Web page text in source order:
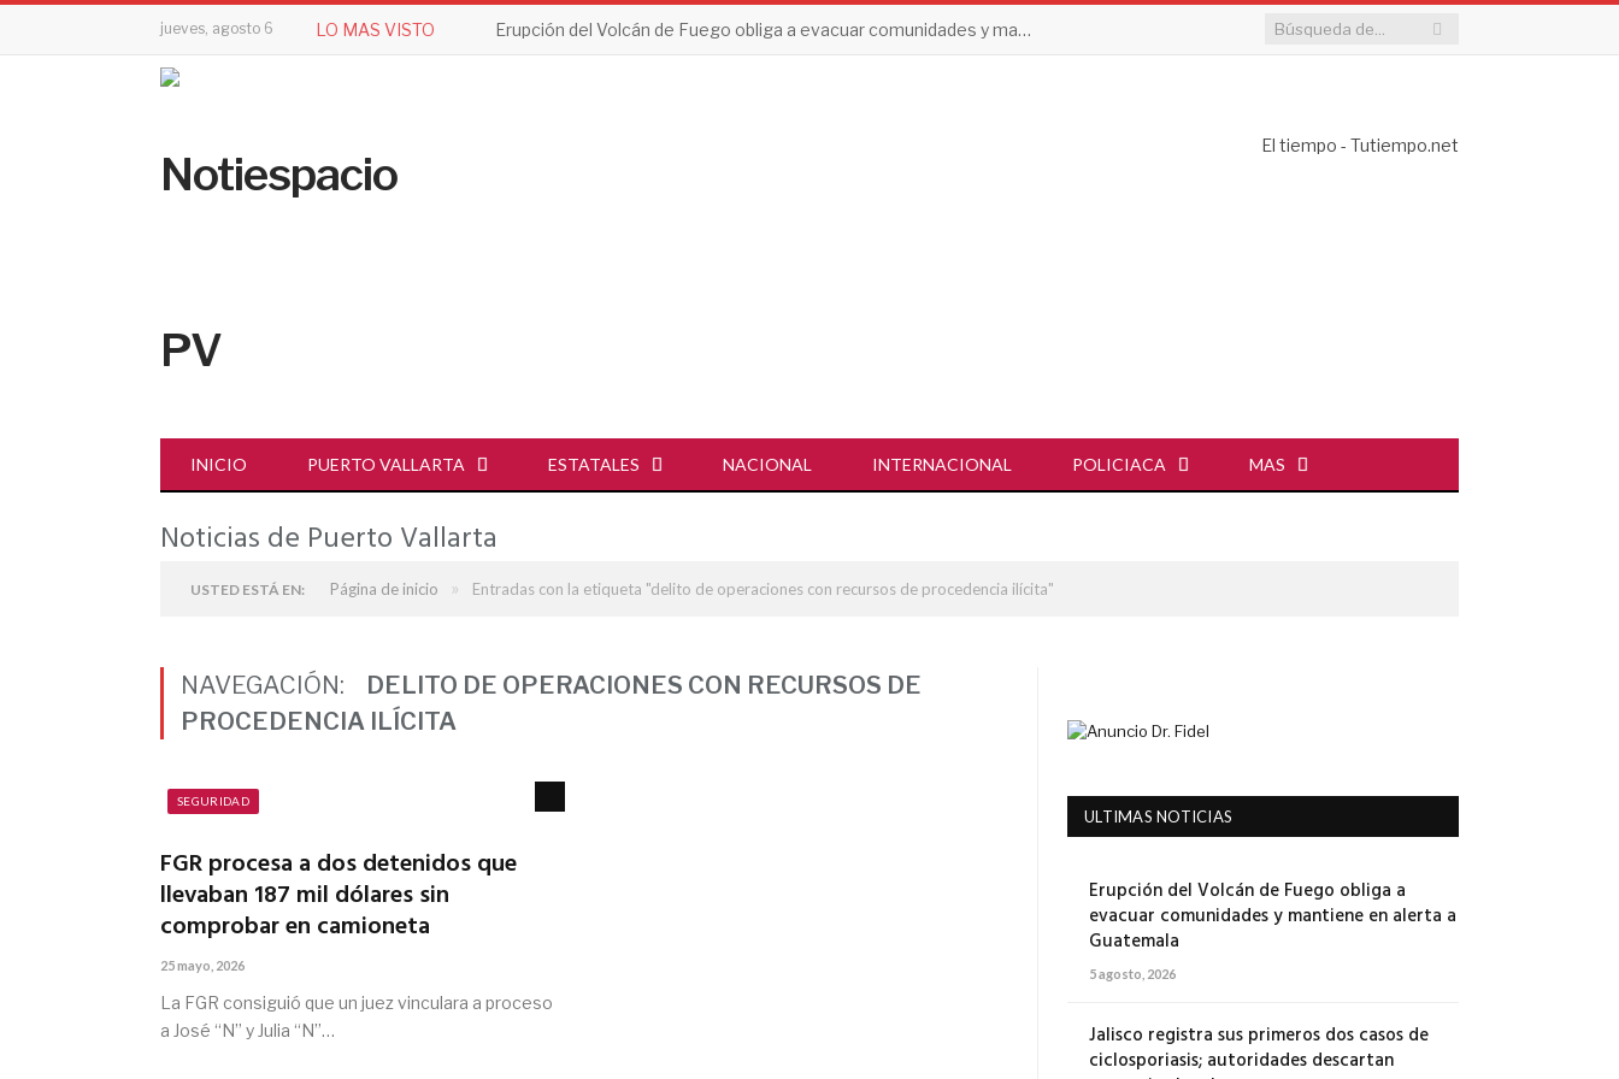
jueves, agosto 6 LO MAS VISTO Erupción del Volcán de Fuego obliga a evacuar comunidades y mantiene en alerta a Guatemala
El tiempo - Tutiempo.net
INICIO PUERTO VALLARTA ESTATALES NACIONAL INTERNACIONAL POLICIACA MAS
Noticias de Puerto Vallarta
USTED ESTÁ EN: Página de inicio » Entradas con la etiqueta "delito de operaciones con recursos de procedencia ilícita"
NAVEGACIÓN:
DELITO DE OPERACIONES CON RECURSOS DE
PROCEDENCIA ILÍCITA
SEGURIDAD
FGR procesa a dos detenidos que
llevaban 187 mil dólares sin
comprobar en camioneta
25 mayo, 2026
La FGR consiguió que un juez vinculara a proceso
a José “N” y Julia “N”…
ULTIMAS NOTICIAS
Erupción del Volcán de Fuego obliga a
evacuar comunidades y mantiene en alerta a
Guatemala
5 agosto, 2026
Jalisco registra sus primeros dos casos de
ciclosporiasis; autoridades descartan